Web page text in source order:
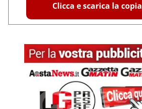
Clicca e scarica la copia